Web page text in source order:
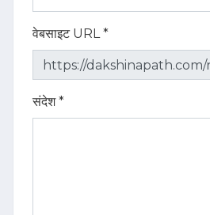
वेबसाइट URL *
संदेश *